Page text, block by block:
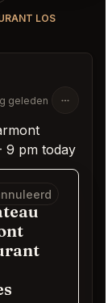
LOS
geleden
9 pm today
4